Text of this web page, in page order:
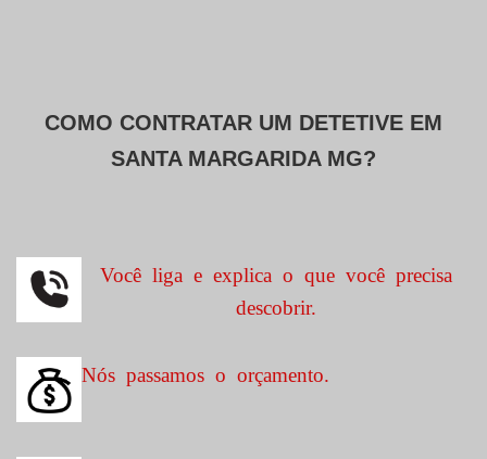
COMO CONTRATAR UM DETETIVE EM
SANTA MARGARIDA MG?
Você liga e explica o que você precisa
descobrir.
Nós passamos o orçamento.